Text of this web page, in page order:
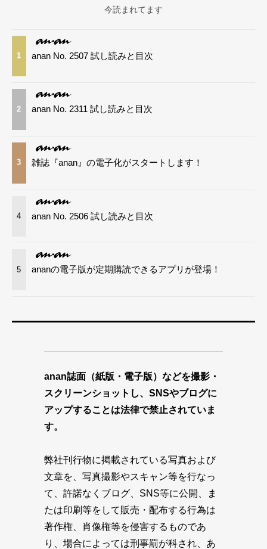
今読まれてます
1 anan No. 2507 試し読みと目次
2 anan No. 2311 試し読みと目次
3 雑誌『anan』の電子化がスタートします！
4 anan No. 2506 試し読みと目次
5 ananの電子版が定期購読できるアプリが登場！
anan誌面（紙版・電子版）などを撮影・
スクリーンショットし、SNSやブログに
アップすることは法律で禁止されていま
す。
弊社刊行物に掲載されている写真および
文章を、写真撮影やスキャン等を行なっ
て、許諾なくブログ、SNS等に公開、ま
たは印刷等をして販売・配布する行為は
著作権、肖像権等を侵害するものであ
り、場合によっては刑事罰が科され、あ